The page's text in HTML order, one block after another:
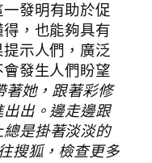
發明有助於促
，也能夠具有
示人們，廣泛
發生人們盼望
著她，跟著彩修
出。邊走邊跟
是掛著淡淡的
搜狐，檢查更多